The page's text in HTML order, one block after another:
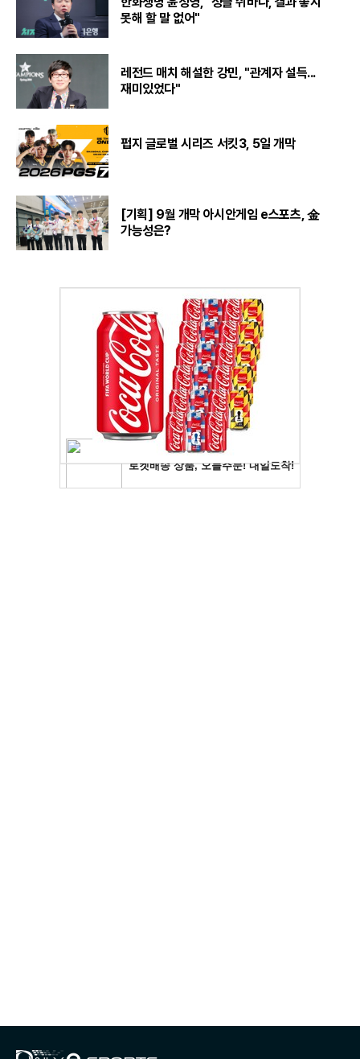
못해 할 말 없어"
레전드 매치 해설한 강민, "관계자 설득...
재미있었다"
펍지 글로벌 시리즈 서킷3, 5일 개막
[기획] 9월 개막 아시안게임 e스포츠, 金
가능성은?